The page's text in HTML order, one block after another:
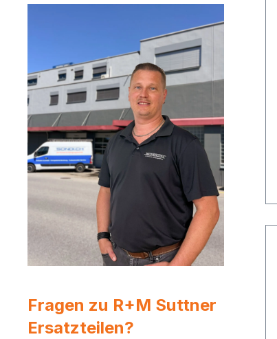
Fragen zu R+M Suttner
Ersatzteilen?